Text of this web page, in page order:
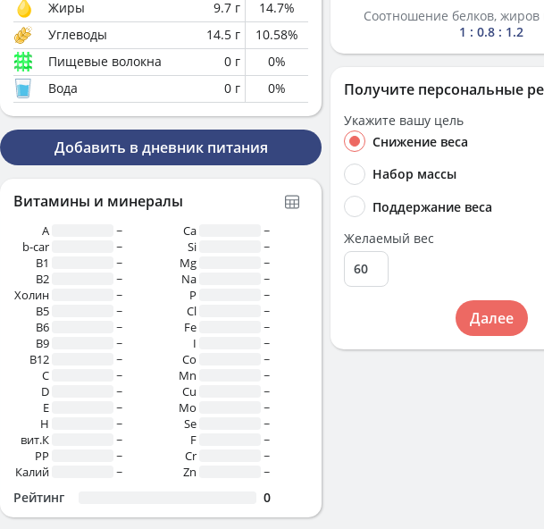
Жиры
9.7 г 14.7%
Углеводы
14.5 г 10.58%
Пищевые волокна
0 г 0%
Вода
0 г 0%
Добавить в дневник питания
Витамины и минералы
A
~
b-car
~
В1
~
B2
~
Холин
~
B5
~
B6
~
B9
~
B12
~
C
~
D
~
E
~
H
~
вит.К
~
PP
~
Калий
~
Ca
~
Si
~
Mg
~
Na
~
P
~
Cl
~
Fe
~
I
~
Co
~
Mn
~
Cu
~
Mo
~
Se
~
F
~
Cr
~
Zn
~
Рейтинг 0
Соотношение белков, жиров
1 : 0.8 : 1.2
Получите персональные
Укажите вашу цель
Снижение веса
Набор массы
Поддержание веса
Желаемый вес
Далее